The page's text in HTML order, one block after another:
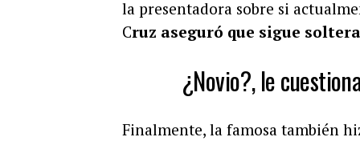
la presentadora sobre si
Cruz aseguró que sigue
¿Novio?, le
Finalmente, la famosa también